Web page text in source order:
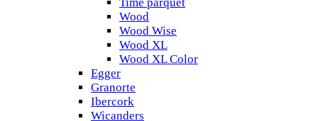
Wood
Wood Wise
Wood XL
Wood XL Color
Egger
Granorte
Ibercork
Wicanders